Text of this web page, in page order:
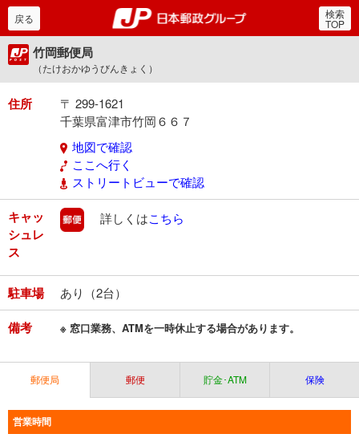
郵便局・日本郵政グルー
戻る 検索
TOP
竹岡郵便局
（たけおかゆうびんきょく）
住所
〒 299-1621
千葉県富津市竹岡６６７
地図で確認
ここへ行く
ストリートビューで確認
キャッ
シュレ
ス
郵便
詳しくはこちら
駐車場 あり（2台）
備考 ※ 窓口業務、ATMを一時休止する場合があります。
郵便局 郵便 貯金･ATM 保険
営業時間